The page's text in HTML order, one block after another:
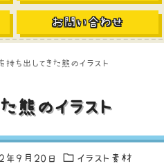
お問い合わせ
持ち出してきた熊のイラスト
熊のイラスト
年9月20日 イラスト素材